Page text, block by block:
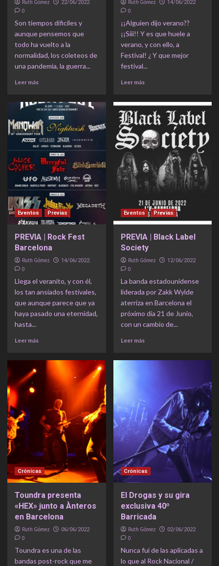
Ruth Gómez 22/06/2022
0
Son tiempos dificiles y
aunque pensemos que
todo ha vuelto a la
normalidad, los coleteos de
una pandemia, la guerra...
Leer más
Ruth Gómez 14/06/2022
0
¡¡Alguien dijo verano??
¡¡Siii!! Y es que huele a
verano, y con ello, a
Festival! ¿ Y que mejor
festival...
Leer más
Eventos Previas
PREVIA | Rock Fest
Barcelona
Ruth Gómez 14/06/2022
0
Llega el veranito, y con él,
los tan ansiados festivales,
que aunque parece que ya
haya pasado una eternidad,
hasta...
Leer más
Eventos Previas
PREVIA | Black Label
Society
Ruth Gómez 12/06/2022
0
La banda estadounidense
liderada por Zakk Wylde
aterriza en Barcelona el
próximo día 21 de Junio,
con un cambio de...
Leer más
Crónicas
Toundra presenta
«HEX» junto a Ànteros
en Barcelona
Ruth Gómez 06/06/2022
0
Toundra es una de las
bandas post-rock que me
Crónicas
El Drogas y su gira
exclusiva 40º
Barricada
Ruth Gómez 02/06/2022
0
Nunca fui de las aplicadas a
lo que al Rock Nacional /